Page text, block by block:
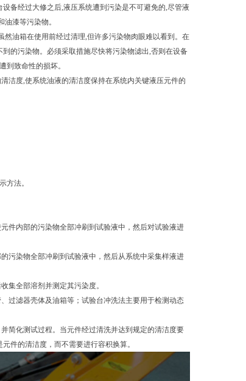
备经过大修之后,液压系统遭到污染是不可避免的,尽管液
漆等污染物。
油箱在使用前经过清理,但许多污染物肉眼难以看到。在
的污染物。必须采取措施尽快将污染物滤出,否则在设备
到致命性的损坏。
度,使系统油液的清洁度保持在系统内关键液压元件的
方法。
内部的污染物全部冲刷到试验液中，然后对试验液进
染物全部冲刷到试验液中，然后从系统中采集样液进
全部溶剂并测定其污染度。
滤器壳体及油箱等；试验台冲洗法主要用于检测动态
化测试过程。当元件经过清洗并达到规定的清洁度要
件的清洁度，而不需要进行容积换算。